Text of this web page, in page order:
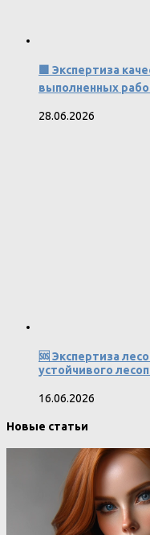
🟩 Экспертиза
выполненных
28.06.2026
🆘 Экспертиза
устойчивого
16.06.2026
Новые статьи